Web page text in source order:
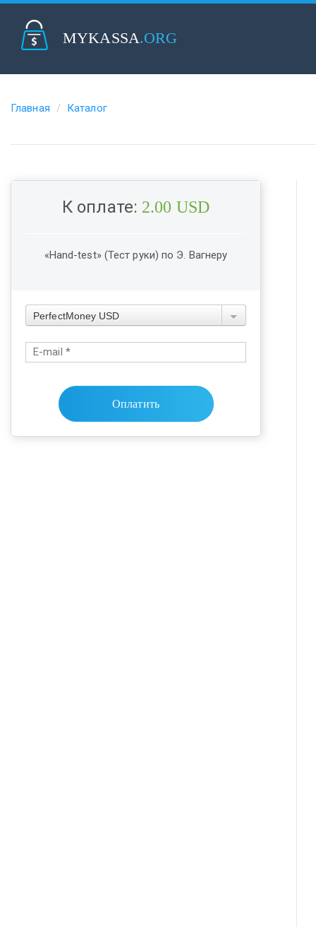
MYKASSA.ORG
Главная Каталог
К оплате: 2.00 USD
«Hand-test» (Тест руки) по Э. Вагнеру
PerfectMoney USD